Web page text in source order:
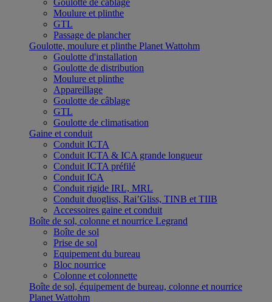
Goulotte de câblage
Moulure et plinthe
GTL
Passage de plancher
Goulotte, moulure et plinthe Planet Wattohm
Goulotte d'installation
Goulotte de distribution
Moulure et plinthe
Appareillage
Goulotte de câblage
GTL
Goulotte de climatisation
Gaine et conduit
Conduit ICTA
Conduit ICTA & ICA grande longueur
Conduit ICTA préfilé
Conduit ICA
Conduit rigide IRL, MRL
Conduit duogliss, Rai’Gliss, TINB et TIIB
Accessoires gaine et conduit
Boîte de sol, colonne et nourrice Legrand
Boîte de sol
Prise de sol
Equipement du bureau
Bloc nourrice
Colonne et colonnette
Boîte de sol, équipement de bureau, colonne et nourrice
Planet Wattohm